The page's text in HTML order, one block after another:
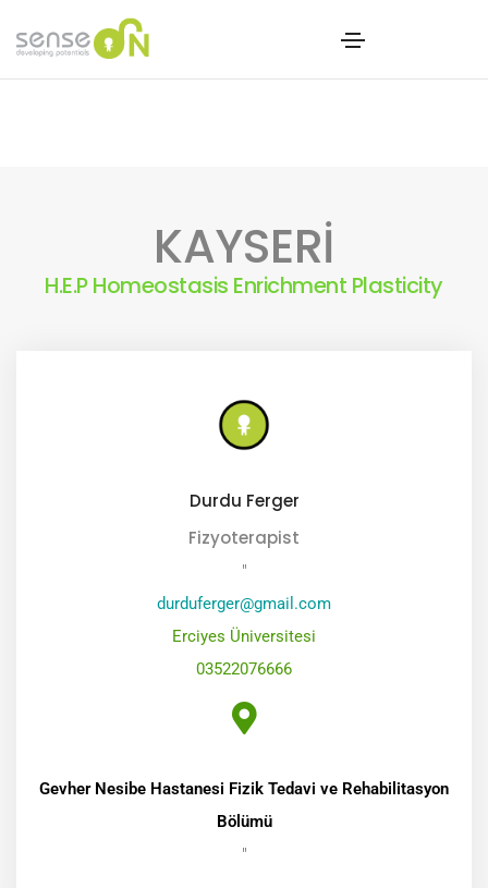
KAYSERİ
H.E.P Homeostasis Enrichment Plasticity
Durdu Ferger
Fizyoterapist
"
durduferger@gmail.com
Erciyes Üniversitesi
03522076666
Gevher Nesibe Hastanesi Fizik Tedavi ve Rehabilitasyon
Bölümü
"